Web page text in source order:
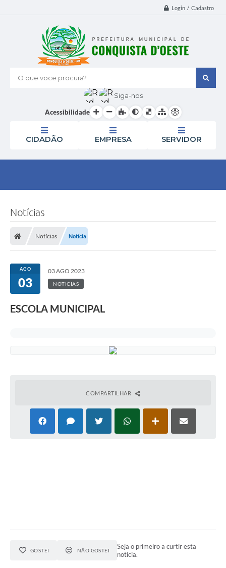
Login / Cadastro
O que voce procura?
Siga-nos
Acessibilidade
CIDADÃO EMPRESA SERVIDOR
Notícias
Notícias Notícia
AGO
03
03 AGO 2023
NOTICIAS
ESCOLA MUNICIPAL
COMPARTILHAR
GOSTEI NÃO GOSTEI
Seja o primeiro a curtir esta
notícia.